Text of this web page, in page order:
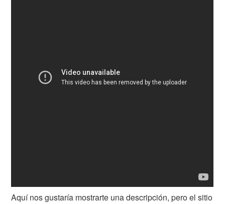
Aquí nos gustaría mostrarte una descripción, pero el sitio